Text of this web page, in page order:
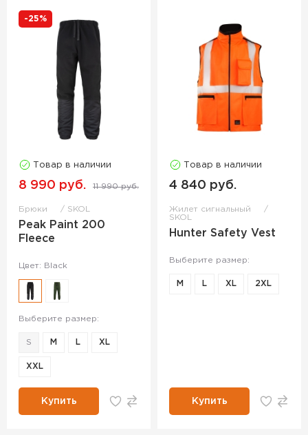
-25%
Товар в наличии
8 990 руб. 11 990 руб.
Брюки SKOL
Peak Paint 200
Fleece
Цвет: Black
Выберите размер:
S M L XL
XXL
Купить
Товар в наличии
4 840 руб.
Жилет сигнальный
SKOL
Hunter Safety Vest
Выберите размер:
M L XL 2XL
Купить